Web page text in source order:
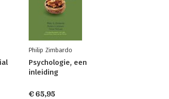
Philip Zimbardo
Psychologie, een
inleiding
€ 65,95